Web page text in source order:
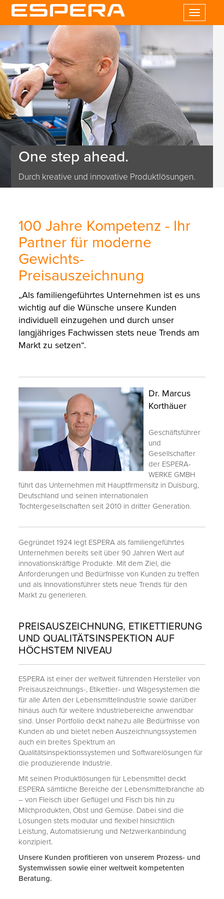
Toggle
One step ahead.
Durch kreative und innovative Produktlösungen.
100 Jahre Kompetenz - Ihr
Partner für moderne
Gewichts-
Preisauszeichnung
„Als familiengeführtes Unternehmen ist es uns
wichtig auf die Wünsche unsere Kunden
individuell einzugehen und durch unser
langjähriges Fachwissen stets neue Trends am
Markt zu setzen“.
Dr. Marcus
Korthäuer
Geschäftsführer
und
Gesellschafter
der ESPERA-
WERKE GMBH
führt das Unternehmen mit Hauptfirmensitz in Duisburg,
Deutschland und seinen internationalen
Tochtergesellschaften seit 2010 in dritter Generation.
Gegründet 1924 legt ESPERA als familiengeführtes
Unternehmen bereits seit über 90 Jahren Wert auf
innovationskräftige Produkte. Mit dem Ziel, die
Anforderungen und Bedürfnisse von Kunden zu treffen
und als Innovationsführer stets neue Trends für den
Markt zu generieren.
PREISAUSZEICHNUNG, ETIKETTIERUNG
UND QUALITÄTSINSPEKTION AUF
HÖCHSTEM NIVEAU
ESPERA ist einer der weltweit führenden Hersteller von
Preisauszeichnungs-, Etikettier- und Wägesystemen die
für alle Arten der Lebensmittelindustrie sowie darüber
hinaus auch für weitere Industriebereiche anwendbar
sind. Unser Portfolio deckt nahezu alle Bedürfnisse von
Kunden ab und bietet neben Auszeichnungssystemen
auch ein breites Spektrum an
Qualitätsinspektionssystemen und Softwarelösungen für
die produzierende Industrie.
Mit seinen Produktlösungen für Lebensmittel deckt
ESPERA sämtliche Bereiche der Lebensmittelbranche ab
– von Fleisch über Geflügel und Fisch bis hin zu
Milchprodukten, Obst und Gemüse. Dabei sind die
Lösungen stets modular und flexibel hinsichtlich
Leistung, Automatisierung und Netzwerkanbindung
konzipiert.
Unsere Kunden profitieren von unserem Prozess- und
Systemwissen sowie einer weltweit kompetenten
Beratung.